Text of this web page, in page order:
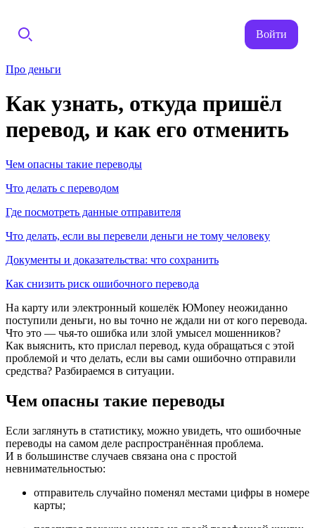
Войти
Про деньги
Как узнать, откуда пришёл
перевод, и как его отменить
Чем опасны такие переводы
Что делать с переводом
Где посмотреть данные отправителя
Что делать, если вы перевели деньги не тому человеку
Документы и доказательства: что сохранить
Как снизить риск ошибочного перевода
На карту или электронный кошелёк ЮMoney неожиданно
поступили деньги, но вы точно не ждали ни от кого перевода.
Что это — чья-то ошибка или злой умысел мошенников?
Как выяснить, кто прислал перевод, куда обращаться с этой
проблемой и что делать, если вы сами ошибочно отправили
средства? Разбираемся в ситуации.
Чем опасны такие переводы
Если заглянуть в статистику, можно увидеть, что ошибочные
переводы на самом деле распространённая проблема.
И в большинстве случаев связана она с простой
невнимательностью:
отправитель случайно поменял местами цифры в номере
карты;